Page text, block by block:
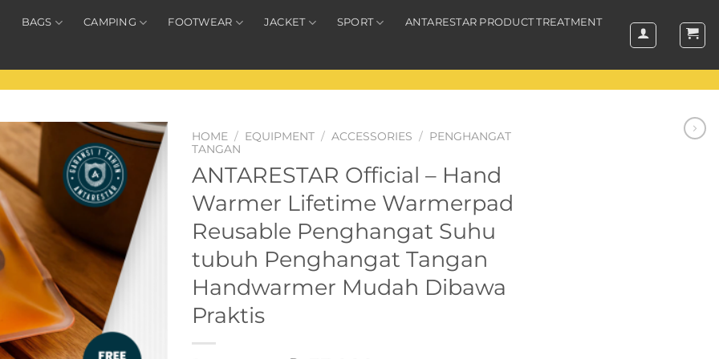
BAGS CAMPING FOOTWEAR JACKET SPORT ANTARESTAR PRODUCT TREATMENT
HOME / EQUIPMENT / ACCESSORIES / PENGHANGAT
TANGAN
ANTARESTAR Official – Hand
Warmer Lifetime Warmerpad
Reusable Penghangat Suhu
tubuh Penghangat Tangan
Handwarmer Mudah Dibawa
Praktis